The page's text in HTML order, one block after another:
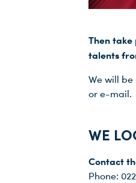
Then take
talents
We will be
or e-mail.
WE
Contact
Phone: